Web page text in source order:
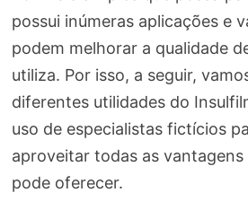
possui inúmeras aplicações e
podem melhorar a qualidade
utiliza. Por isso, a seguir,
diferentes utilidades do
uso de especialistas fictícios
aproveitar todas as vantagens
pode oferecer.